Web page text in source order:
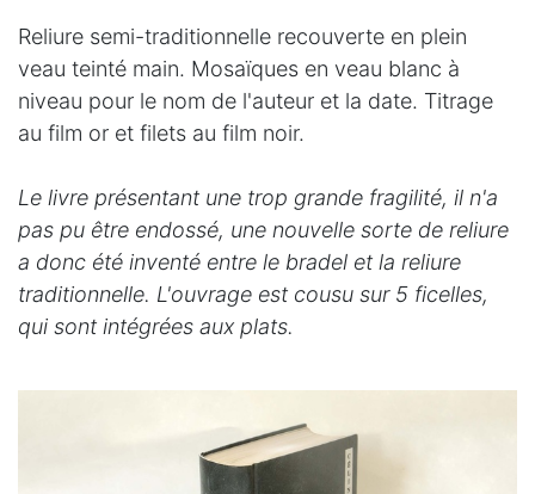
Reliure semi-traditionnelle recouverte en plein
veau teinté main. Mosaïques en veau blanc à
niveau pour le nom de l'auteur et la date. Titrage
au film or et filets au film noir.
Le livre présentant une trop grande fragilité, il n'a
pas pu être endossé, une nouvelle sorte de reliure
a donc été inventé entre le bradel et la reliure
traditionnelle. L'ouvrage est cousu sur 5 ficelles,
qui sont intégrées aux plats.